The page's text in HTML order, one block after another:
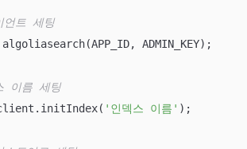
언트 세팅
ADMIN_KEY);
이름 세팅
'인덱스 이름' );